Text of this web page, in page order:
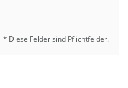
* Diese Fel­der sind Pflicht­fel­der.